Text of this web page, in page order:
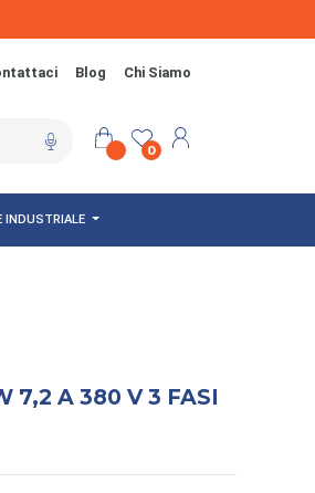
Blog Chi Siamo
0
INDUSTRIALE
7,2 A 380 V 3 FASI